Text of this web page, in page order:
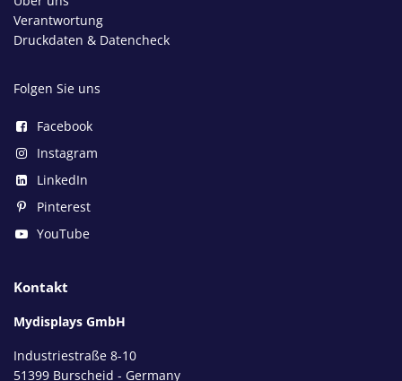
Verantwortung
Druckdaten & Datencheck
Folgen Sie uns
Facebook
Instagram
LinkedIn
Pinterest
YouTube
Kontakt
Mydisplays GmbH
Industriestraße 8-10
51399 Burscheid - Germany